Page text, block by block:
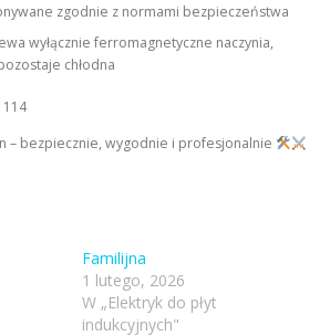
zgodnie z normami bezpieczeństwa
wyłącznie ferromagnetyczne naczynia,
chłodna
114
– bezpiecznie, wygodnie i profesjonalnie
Familijna
1 lutego, 2026
W „Elektryk do płyt
indukcyjnych"